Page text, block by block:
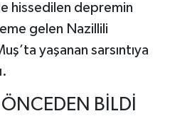
hissedilen depremin
gelen Nazillili
yaşanan sarsıntıya
BİLDİ